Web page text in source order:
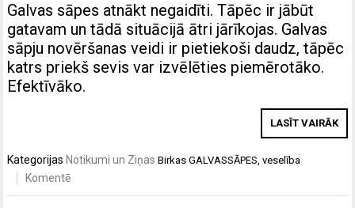
Galvas sāpes atnākt negaidīti. Tāpēc ir jābūt
gatavam un tādā situācijā ātri jārīkojas. Galvas
sāpju novēršanas veidi ir pietiekoši daudz, tāpēc
katrs priekš sevis var izvēlēties piemērotāko.
Efektīvāko.
LASĪT VAIRĀK
Kategorijas Notikumi un Ziņas BirkasGALVASSĀPES,veselība
Komentē